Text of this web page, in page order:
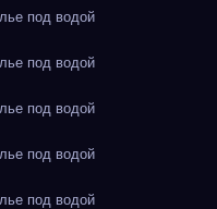
под водой
под водой
под водой
под водой
под водой